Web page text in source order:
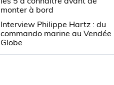
monter à bord
Interview Philippe Hartz : du
commando marine au Vendée
Globe